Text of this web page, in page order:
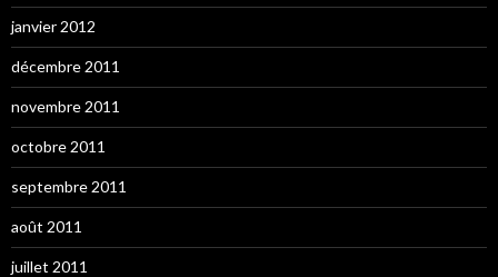
janvier 2012
décembre 2011
novembre 2011
octobre 2011
septembre 2011
août 2011
juillet 2011